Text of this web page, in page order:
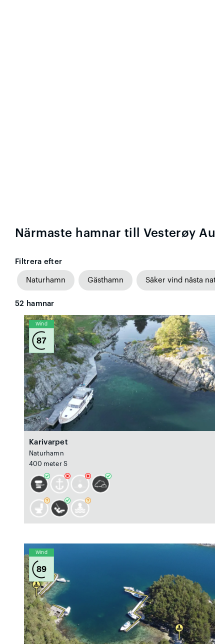
Närmaste hamnar till Vesterøy
Filtrera efter
Naturhamn Gästhamn Säker vind nästa
52 hamnar
Wind
87
Karivarpet
Naturhamn
400 meter S
Wind
89